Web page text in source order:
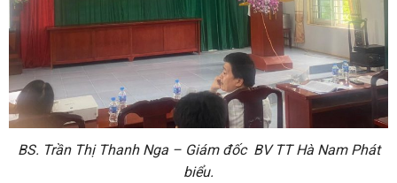
BS. Trần Thị Thanh Nga – Giám đốc BV TT Hà Nam Phát
biểu.